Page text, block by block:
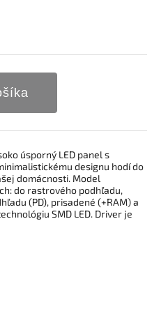
úsporný LED panel s
designu hodí do
domácnosti. Model
do rastrového podhľadu,
(PD), prisadené (+RAM) a
SMD LED. Driver je